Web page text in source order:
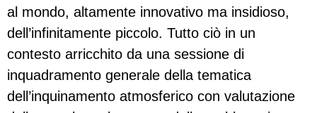
al mondo, altamente innovativo ma insidioso,
dell’infinitamente piccolo. Tutto ciò in un
contesto arricchito da una sessione di
inquadramento generale della tematica
dell’inquinamento atmosferico con valutazione